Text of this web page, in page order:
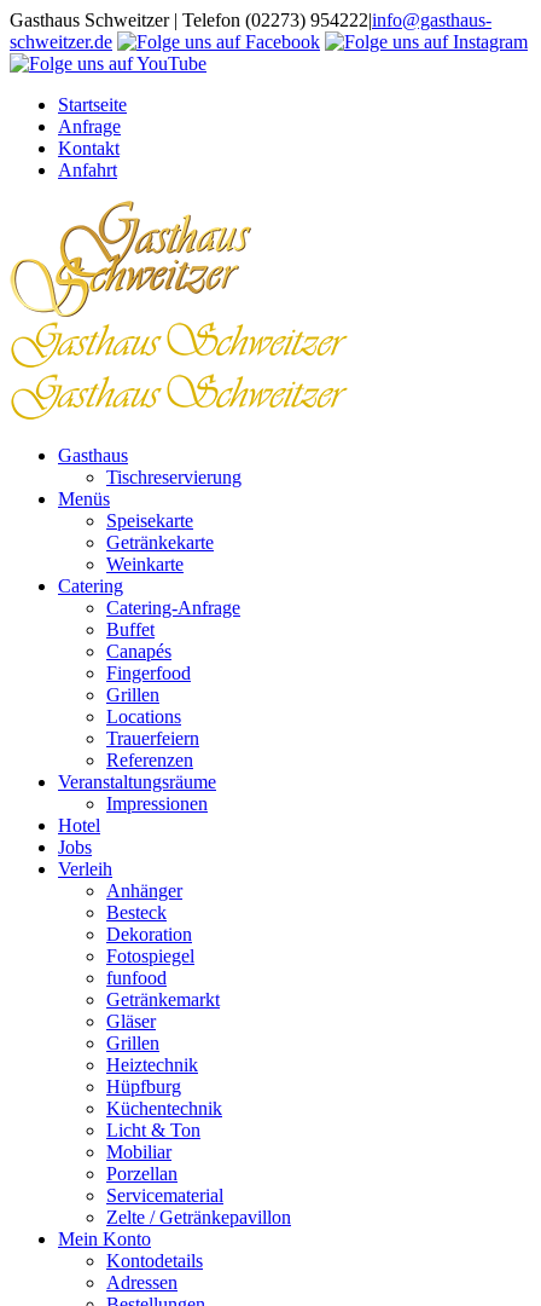
Zum
Inhalt
springen
Gasthaus Schweitzer | Telefon (02273) 954222|info@gasthaus-
schweitzer.de
Startseite
Anfrage
Kontakt
Anfahrt
Gasthaus
Tischreservierung
Menüs
Speisekarte
Getränkekarte
Weinkarte
Catering
Catering-Anfrage
Buffet
Canapés
Fingerfood
Grillen
Locations
Trauerfeiern
Referenzen
Veranstaltungsräume
Impressionen
Hotel
Jobs
Verleih
Anhänger
Besteck
Dekoration
Fotospiegel
funfood
Getränkemarkt
Gläser
Grillen
Heiztechnik
Hüpfburg
Küchentechnik
Licht & Ton
Mobiliar
Porzellan
Servicematerial
Zelte / Getränkepavillon
Mein Konto
Kontodetails
Adressen